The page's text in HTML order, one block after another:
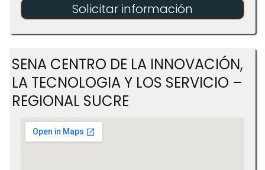
Solicitar información
SENA CENTRO DE LA INNOVACIÓN,
LA TECNOLOGIA Y LOS SERVICIO –
REGIONAL SUCRE